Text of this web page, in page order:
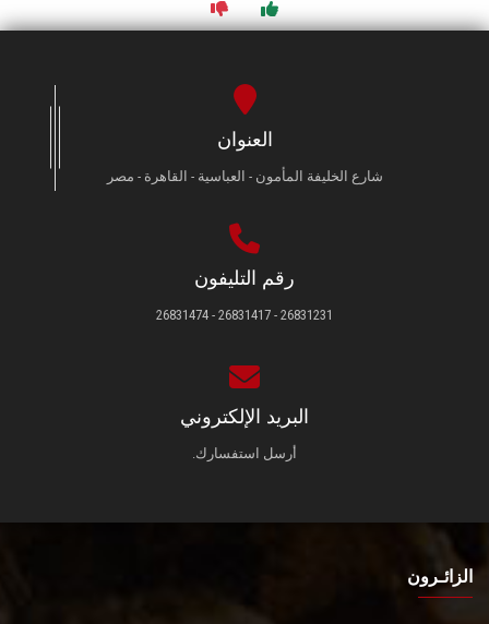
العنوان
شارع الخليفة المأمون - العباسية - القاهرة - مصر
رقم التليفون
26831231 - 26831417 - 26831474
البريد الإلكتروني
أرسل استفسارك.
الزائـرون